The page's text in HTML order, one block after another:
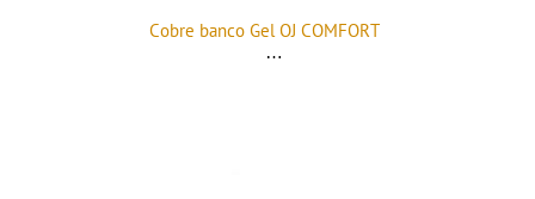
Cobre banco Gel OJ COMFORT